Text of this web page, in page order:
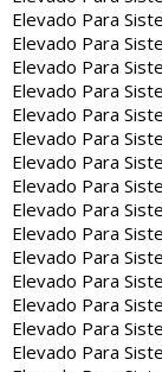
Elevado Para
Elevado Para
Elevado Para
Elevado Para
Elevado Para
Elevado Para
Elevado Para
Elevado Para
Elevado Para
Elevado Para
Elevado Para
Elevado Para
Elevado Para
Elevado Para
Elevado Para